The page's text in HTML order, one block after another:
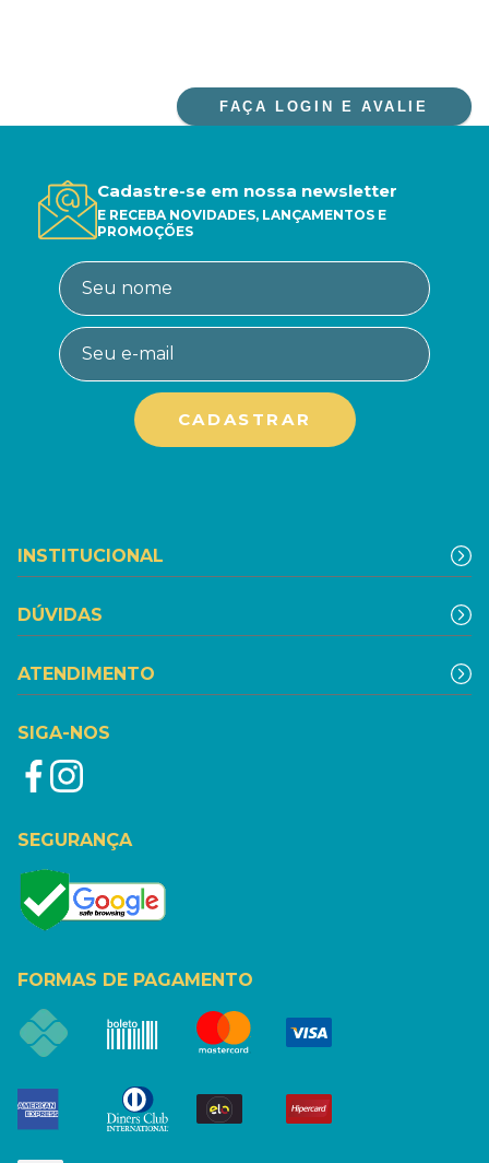
FAÇA LOGIN E AVALIE
Cadastre-se em nossa newsletter
E RECEBA NOVIDADES, LANÇAMENTOS E
PROMOÇÕES
INSTITUCIONAL
DÚVIDAS
ATENDIMENTO
SIGA-NOS
SEGURANÇA
FORMAS DE PAGAMENTO